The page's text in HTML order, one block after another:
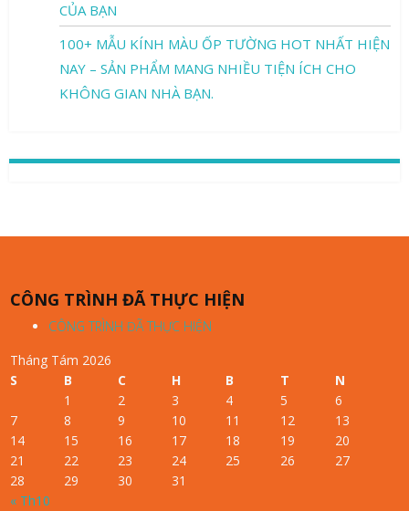
CỦA BẠN
100+ MẪU KÍNH MÀU ỐP TƯỜNG HOT NHẤT HIỆN
NAY – SẢN PHẨM MANG NHIỀU TIỆN ÍCH CHO
KHÔNG GIAN NHÀ BẠN.
CÔNG TRÌNH ĐÃ THỰC HIỆN
CÔNG TRÌNH ĐÃ THỰC HIỆN
Tháng Tám 2026
S
B C H B T N
« Th10
1 2 3 4 5
6
7
8 9 10 11 12
13
14
15 16 17 18 19
20
21
22 23 24 25 26
27
28
29 30 31